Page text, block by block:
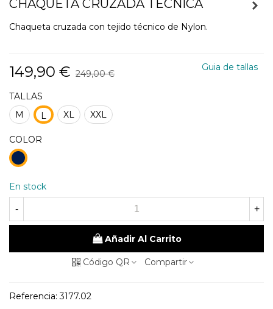
CHAQUETA CRUZADA TÉCNICA
Chaqueta cruzada con tejido técnico de Nylon.
149,90 € 249,00 €
Guia de tallas
TALLAS
M
L XL XXL
COLOR
98
Marino
En stock
- +
Añadir Al Carrito
Código QR Compartir
Referencia: 3177.02